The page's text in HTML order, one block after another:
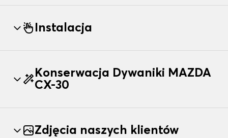
Instalacja
Konserwacja Dywaniki MAZDA
CX-30
Zdjęcia naszych klientów